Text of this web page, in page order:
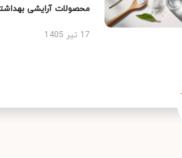
محصولات آرایشی بهداشتی
17 تیر 1405